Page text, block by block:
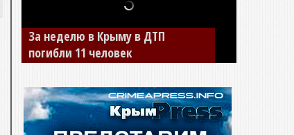
За неделю в Крыму в ДТП
погибли 11 человек